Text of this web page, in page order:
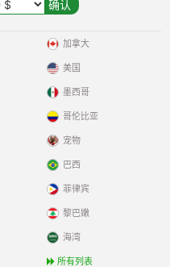
加拿大
美国
墨西哥
哥伦比亚
宠物
巴西
菲律宾
黎巴嫩
海湾
所有列表